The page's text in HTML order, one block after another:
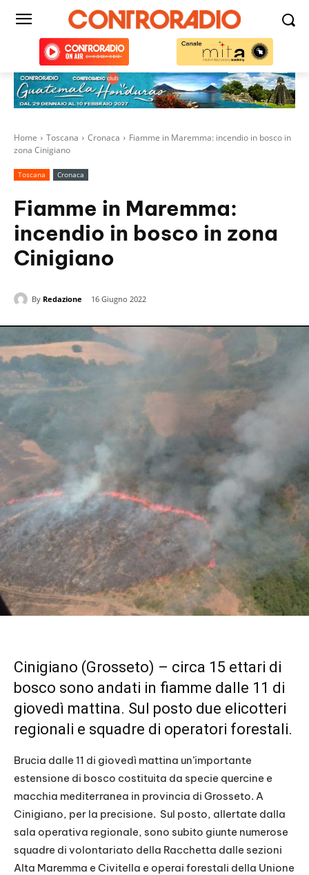
Home Toscana Cronaca
Fiamme in Maremma: incendio in bosco in
zona Cinigiano
Toscana Cronaca
Fiamme in Maremma:
incendio in bosco in zona
Cinigiano
By Redazione 16 Giugno 2022
Cinigiano (Grosseto) – circa 15 ettari di
bosco sono andati in fiamme dalle 11 di
giovedì mattina. Sul posto due elicotteri
regionali e squadre di operatori forestali.
Brucia dalle 11 di giovedì mattina un’importante
estensione di bosco costituita da specie quercine e
macchia mediterranea in provincia di Grosseto. A
Cinigiano, per la precisione. Sul posto, allertate dalla
sala operativa regionale, sono subito giunte numerose
squadre di volontariato della Racchetta dalle sezioni
Alta Maremma e Civitella e operai forestali della Unione